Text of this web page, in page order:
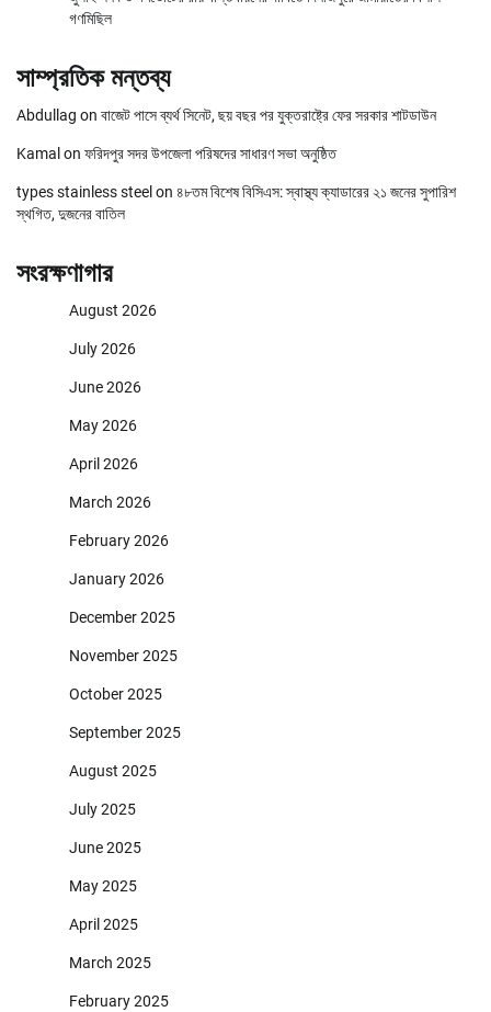
গণমিছিল
সাম্প্রতিক মন্তব্য
Abdullag on বাজেট পাসে ব্যর্থ সিনেট, ছয় বছর পর যুক্তরাষ্ট্রে ফের সরকার শাটডাউন
Kamal on ফরিদপুর সদর উপজেলা পরিষদের সাধারণ সভা অনুষ্ঠিত
types stainless steel on ৪৮তম বিশেষ বিসিএস: স্বাস্থ্য ক্যাডারের ২১ জনের সুপারিশ
স্থগিত, দুজনের বাতিল
সংরক্ষণাগার
August 2026
July 2026
June 2026
May 2026
April 2026
March 2026
February 2026
January 2026
December 2025
November 2025
October 2025
September 2025
August 2025
July 2025
June 2025
May 2025
April 2025
March 2025
February 2025